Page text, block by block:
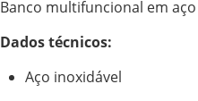
Banco multifuncional em
Dados técnicos:
Aço inoxidável